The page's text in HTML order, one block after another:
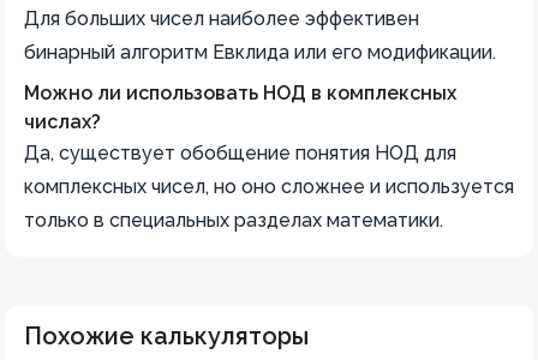
Для больших чисел наиболее эффективен
бинарный алгоритм Евклида или его модификации.
Можно ли использовать НОД в комплексных
числах?
Да, существует обобщение понятия НОД для
комплексных чисел, но оно сложнее и используется
только в специальных разделах математики.
Похожие калькуляторы